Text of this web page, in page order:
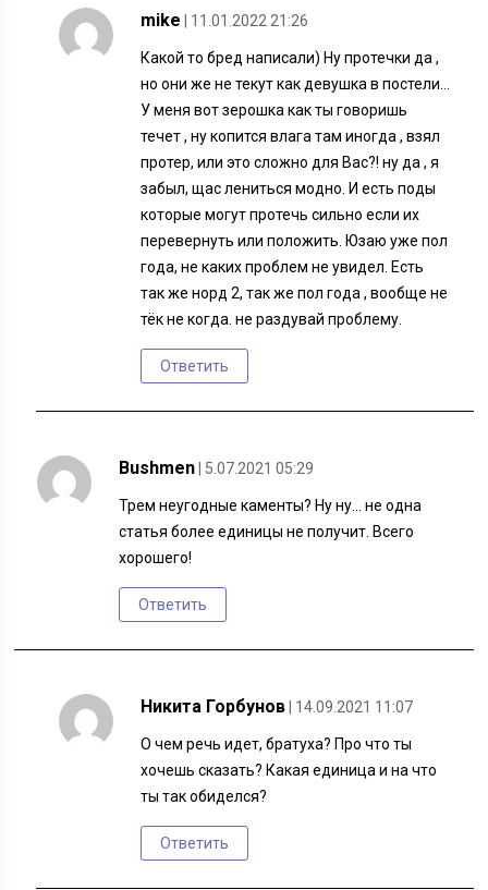
mike | 11.01.2022 21:26
Какой то бред написали) Ну протечки да ,
но они же не текут как девушка в постели…
У меня вот зерошка как ты говоришь
течет , ну копится влага там иногда , взял
протер, или это сложно для Вас?! ну да , я
забыл, щас лениться модно. И есть поды
которые могут протечь сильно если их
перевернуть или положить. Юзаю уже пол
года, не каких проблем не увидел. Есть
так же норд 2, так же пол года , вообще не
тёк не когда. не раздувай проблему.
Ответить
Bushmen | 5.07.2021 05:29
Трем неугодные каменты? Ну ну… не одна
статья более единицы не получит. Всего
хорошего!
Ответить
Никита Горбунов | 14.09.2021 11:07
О чем речь идет, братуха? Про что ты
хочешь сказать? Какая единица и на что
ты так обиделся?
Ответить